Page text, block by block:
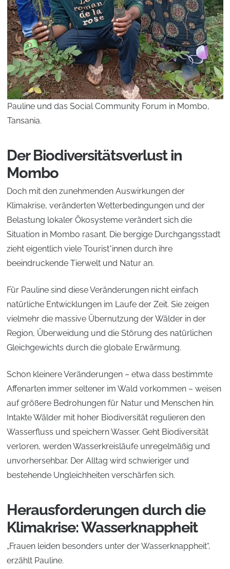
Pauline und das Social Community Forum in Mombo,
Tansania.
Der Biodiversitätsverlust in
Mombo
Doch mit den zunehmenden Auswirkungen der
Klimakrise, veränderten Wetterbedingungen und der
Belastung lokaler Ökosysteme verändert sich die
Situation in Mombo rasant. Die bergige Durchgangsstadt
zieht eigentlich viele Tourist*innen durch ihre
beeindruckende Tierwelt und Natur an.
Für Pauline sind diese Veränderungen nicht einfach
natürliche Entwicklungen im Laufe der Zeit. Sie zeigen
vielmehr die massive Übernutzung der Wälder in der
Region, Überweidung und die Störung des natürlichen
Gleichgewichts durch die globale Erwärmung.
Schon kleinere Veränderungen – etwa dass bestimmte
Affenarten immer seltener im Wald vorkommen – weisen
auf größere Bedrohungen für Natur und Menschen hin.
Intakte Wälder mit hoher Biodiversität regulieren den
Wasserfluss und speichern Wasser. Geht Biodiversität
verloren, werden Wasserkreisläufe unregelmäßig und
unvorhersehbar. Der Alltag wird schwieriger und
bestehende Ungleichheiten verschärfen sich.
Herausforderungen durch die
Klimakrise: Wasserknappheit
„Frauen leiden besonders unter der Wasserknappheit“,
erzählt Pauline.